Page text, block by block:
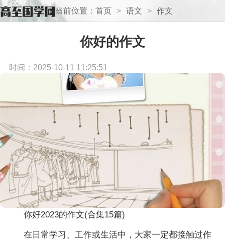
当前位置： 首页 > 语文 > 作文
你好的作文
时间：2025-10-11 11:25:51
你好2023的作文(合集15篇)
在日常学习、工作或生活中，大家一定都接触过作